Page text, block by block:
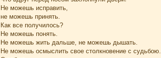
Не можешь исправить,
не можешь принять.
Как все получилось?
Не можешь понять.
Не можешь жить дальше, не можешь дышать.
Не можешь осмыслить свое столкновение с судьбою.